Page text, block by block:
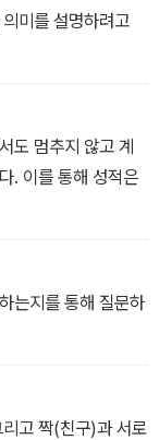
미를 설명하려고
도 멈추지 않고 계
. 이를 통해 성적은
는지를 통해 질문하
고 짝(친구)과 서로